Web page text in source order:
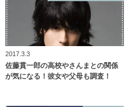
2017.3.3
佐藤貫一郎の高校やさんまとの関係
が気になる！彼女や父母も調査！